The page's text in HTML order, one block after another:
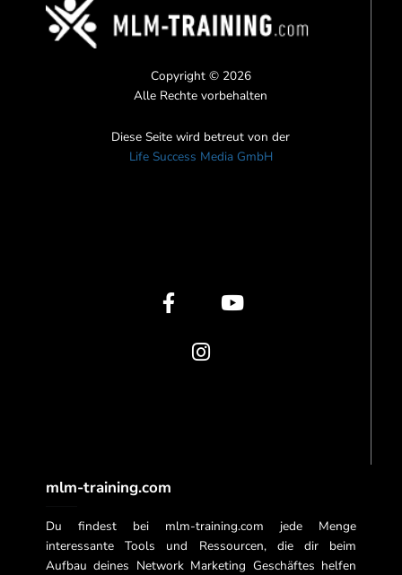
Copyright © 2026
Alle Rechte vorbehalten
Diese Seite wird betreut von der
Life Success Media GmbH
b
o
u
b
r
a
mlm-training.com
Du findest bei mlm-training.com jede Menge
interessante Tools und Ressourcen, die dir beim
Aufbau deines Network Marketing Geschäftes helfen